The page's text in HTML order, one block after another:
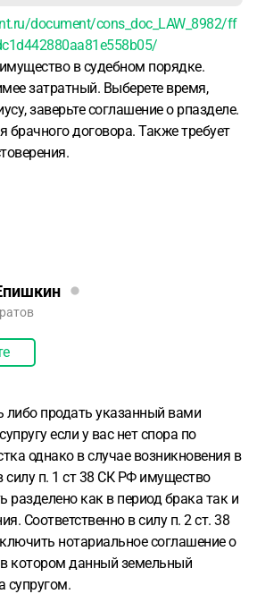
document/cons_doc_LAW_8982/ff
в судебном порядке.
затратный. Выберете время,
заверьте соглашение о рпазделе.
брачного договора. Также требует
либо продать указанный вами
если у вас нет спора по
однако в случае возникновения в
силу п. 1 ст 38 СК РФ имущество
разделено как в период брака так и
Соответственно в силу п. 2 ст. 38
нотариальное соглашение о
котором данный земельный
супругом.